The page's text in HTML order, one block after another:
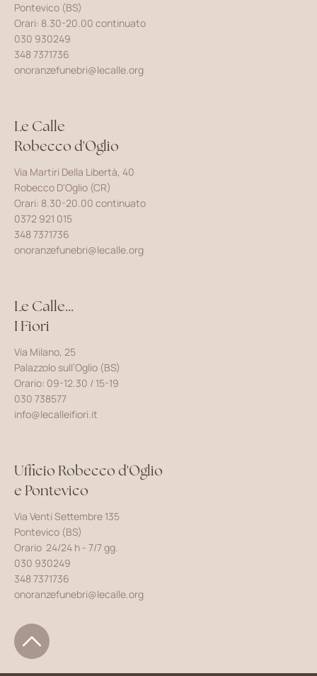
Pontevico (BS)
Orari: 8.30-20.00 continuato
030 930249
348 7371736
onoranzefunebri@lecalle.org
Le Calle
Robecco d'Oglio
Via Martiri Della Libertà, 40
Robecco D'Oglio (CR)
Orari: 8.30-20.00 continuato
0372 921 015
348 7371736
onoranzefunebri@lecalle.org
Le Calle...
I Fiori
Via Milano, 25
Palazzolo sull’Oglio (BS)
Orario: 09-12.30 / 15-19
030 738577
info@lecalleifiori.it
Ufficio Robecco d'Oglio
e Pontevico
Via Venti Settembre 135
Pontevico (BS)
Orario 24/24 h - 7/7 gg.
030 930249
348 7371736
onoranzefunebri@lecalle.org